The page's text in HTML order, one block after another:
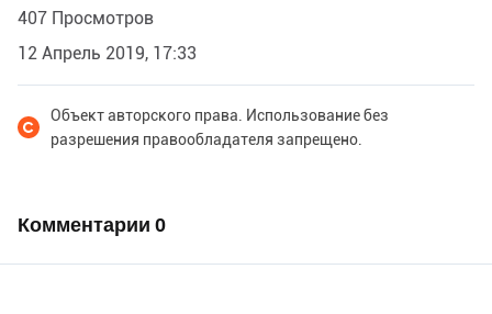
407 Просмотров
12 Апрель 2019, 17:33
Объект авторского права. Использование без
разрешения правообладателя запрещено.
Комментарии 0